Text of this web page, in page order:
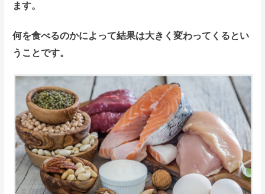
ます。
何を食べるのかによって結果は大きく変わってくるとい
うことです。